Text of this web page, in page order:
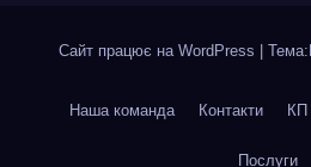
Сайт працює на WordPress
Наша команда Контакти КП
Послуги